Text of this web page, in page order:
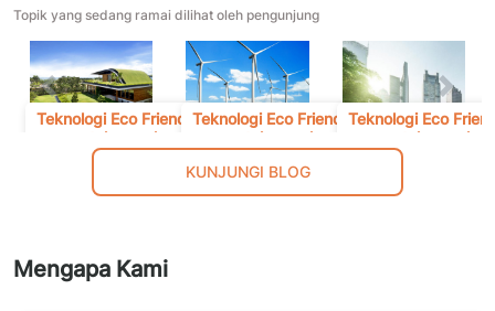
Topik yang sedang ramai dilihat oleh pengunjung
Teknologi Eco Friendly
untuk rumah
Teknologi Eco Friendly
untuk rumah
Teknologi Eco
untuk rumah
Previous Next
KUNJUNGI BLOG
Mengapa Kami